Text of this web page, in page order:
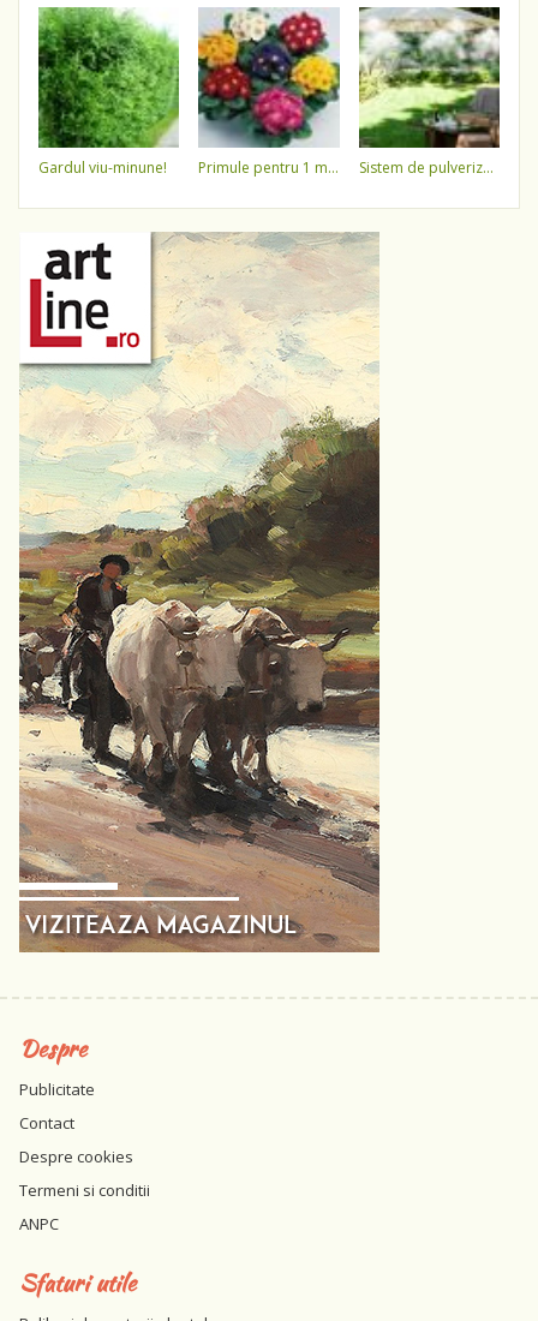
gardul viu-minune! primule pentru 1 martie 3,5 lei / ghiveci !!!! sistem de pulverizare a apei
Despre
Publicitate
Contact
Despre cookies
Termeni si conditii
ANPC
Sfaturi utile